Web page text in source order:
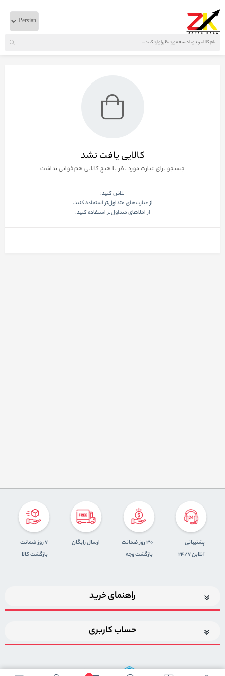
خانه لوازم موتوری ایویکو نمایش صفحه1از
کالایی یافت نشد
جستجو برای عبارت مورد نظر با هیچ کالایی هم‌خوانی نداشت
تلاش کنید:
از عبارت‌های متداول‌تر استفاده کنید.
از املاهای متداول‌تر استفاده کنید.
پشتیبانی
آنلاین 24/7
30 روز ضمانت
بازگشت وجه
ارسال رایگان
7 روز ضمانت
بازگشت کالا
راهنمای خرید
حساب کاربری